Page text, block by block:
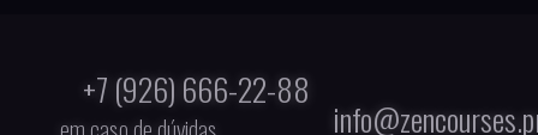
+7 (926) 666-22-88